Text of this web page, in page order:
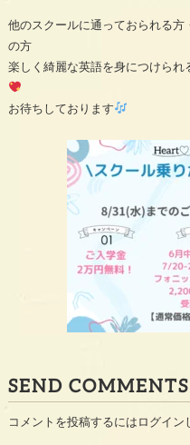
他のスクールに通っておられる
の方
楽しく綺麗な英語を身につけら
お待ちしております
SEND COMMENTS
コメントを投稿するには ログイン